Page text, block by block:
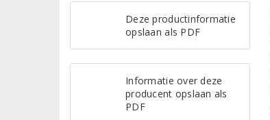
Deze productinformatie
opslaan als PDF
Informatie over deze
producent opslaan als
PDF